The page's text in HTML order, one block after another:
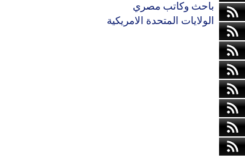
باحث وكاتب مصري
الولايات المتحدة الامريكية